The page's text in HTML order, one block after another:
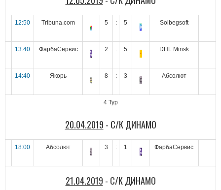
12:50 Tribuna.com 5 : 5 Solbegsoft
13:40 ФарбаСервис 2 : 5 DHL Minsk
14:40 Якорь 8 : 3 Абсолют
4 Тур
20.04.2019 - С/К ДИНАМО
18:00 Абсолют 3 : 1 ФарбаСервис
21.04.2019 - С/К ДИНАМО